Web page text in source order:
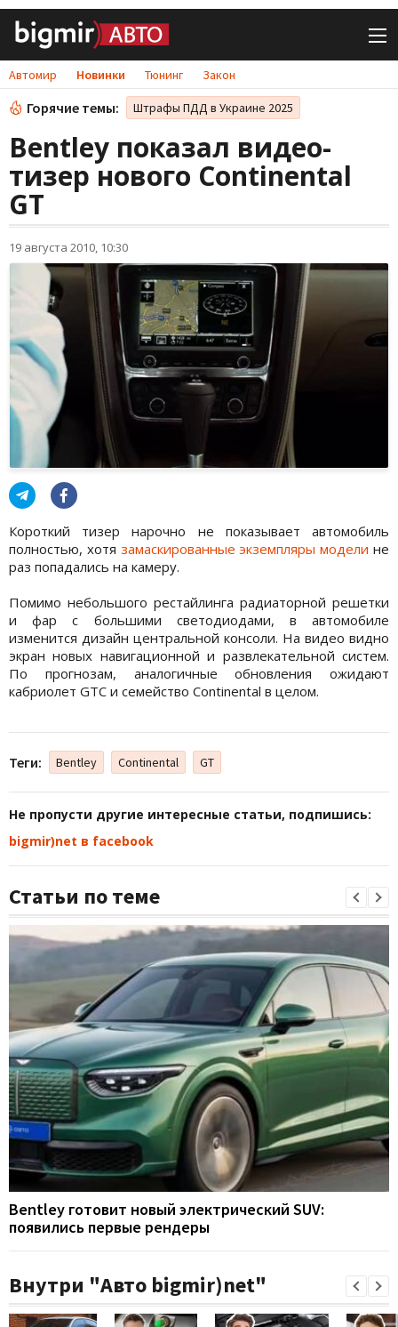
Автомир Новинки Тюнинг Закон
Горячие темы: Штрафы ПДД в Украине 2025
Bentley показал видео-
тизер нового Continental
GT
19 августа 2010, 10:30
Короткий тизер нарочно не показывает автомобиль
полностью, хотя замаскированные экземпляры модели не
раз попадались на камеру.
Помимо небольшого рестайлинга радиаторной решетки
и фар с большими светодиодами, в автомобиле
изменится дизайн центральной консоли. На видео видно
экран новых навигационной и развлекательной систем.
По прогнозам, аналогичные обновления ожидают
кабриолет GTC и семейство Continental в целом.
Теги: Bentley Continental GT
Не пропусти другие интересные статьи, подпишись:
bigmir)net в facebook
Статьи по теме
Bentley готовит новый электрический SUV:
появились первые рендеры
Внутри "Авто bigmir)net"